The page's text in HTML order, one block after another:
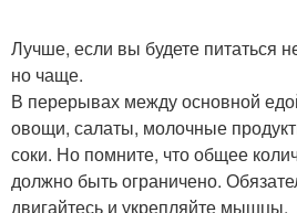
Лучше, если вы будете питаться
но чаще.
В перерывах между основной
овощи, салаты, молочные
соки. Но помните, что общее
должно быть ограничено.
двигайтесь и укрепляйте мышцы.